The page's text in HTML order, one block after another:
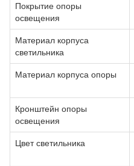
Покрытие опоры
освещения
Материал корпуса
светильника
Материал корпуса опоры
Кронштейн опоры
освещения
Цвет светильника